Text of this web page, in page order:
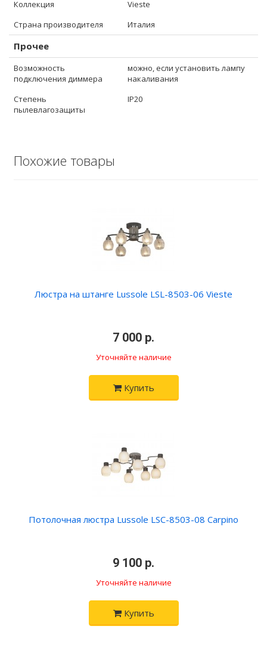
Коллекция
Vieste
Страна производителя
Италия
Прочее
Возможность
подключения диммера
можно, если установить лампу
накаливания
Степень
пылевлагозащиты
IP20
Похожие товары
Люстра на штанге Lussole LSL-8503-06 Vieste
7 000 р.
Уточняйте наличие
Купить
Потолочная люстра Lussole LSC-8503-08 Carpino
9 100 р.
Уточняйте наличие
Купить